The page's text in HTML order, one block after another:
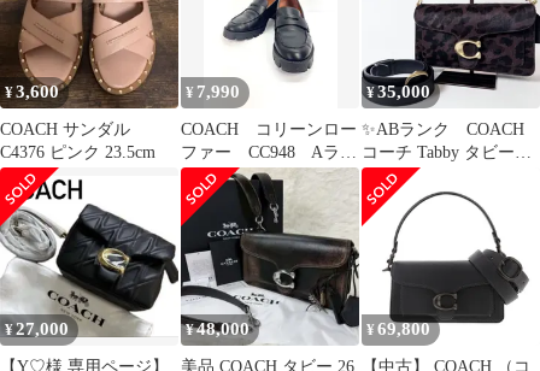
¥3,600
COACH サンダル
C4376 ピンク 23.5cm
¥ 7,990
COACH コリーンロー
ファー CC948 Aラン
ク 24
¥35,000
✨ABランク COACH
コーチ Tabby タビー
2way ショルダーバッグ
ハンドバッグ ヒョウ柄
レザー ccc03
「103EL」
¥27,000
【Y♡様 専用ページ】
¥48,000
美品 COACH タビー 26
¥ 69,800
【中古】 COACH （コ